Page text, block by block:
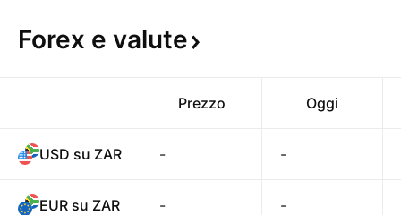
Forex e valute
Prezzo Oggi
USD su ZAR - -
EUR su ZAR - -